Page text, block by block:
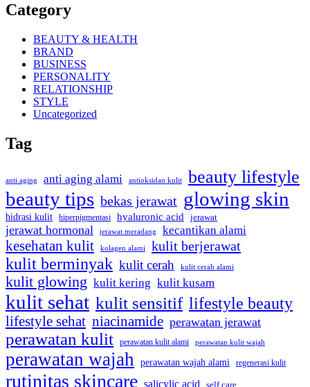
Category
BEAUTY & HEALTH
BRAND
BUSINESS
PERSONALITY
RELATIONSHIP
STYLE
Uncategorized
Tag
anti aging anti aging alami antioksidan kulit beauty lifestyle
beauty tips bekas jerawat glowing skin
hidrasi kulit hiperpigmentasi hyaluronic acid jerawat
jerawat hormonal jerawat meradang kecantikan alami
kesehatan kulit kolagen alami kulit berjerawat
kulit berminyak kulit cerah kulit cerah alami
kulit glowing kulit kering kulit kusam
kulit sehat kulit sensitif lifestyle beauty
lifestyle sehat niacinamide perawatan jerawat
perawatan kulit perawatan kulit alami perawatan kulit wajah
perawatan wajah perawatan wajah alami regenerasi kulit
rutinitas skincare salicylic acid self care